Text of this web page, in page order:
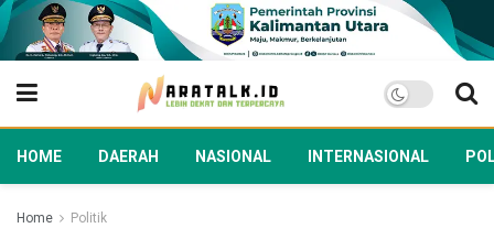
HOME DAERAH NASIONAL INTERNASIONAL
Home Politik